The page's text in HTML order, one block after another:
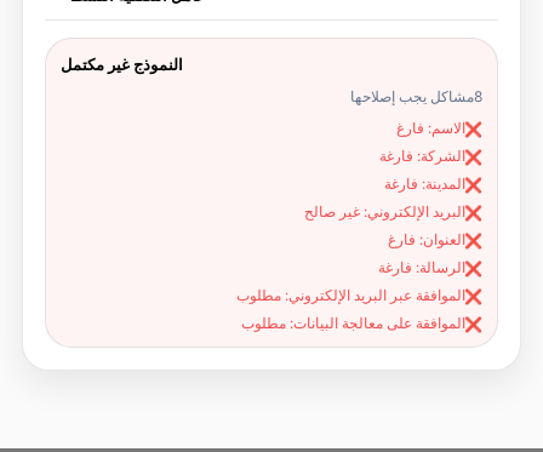
النموذج غير مكتمل
مشاكل يجب إصلاحها
الاسم: فارغ
الشركة: فارغة
المدينة: فارغة
البريد الإلكتروني: غير صالح
العنوان: فارغ
الرسالة: فارغة
الموافقة عبر البريد الإلكتروني: مطلوب
الموافقة على معالجة البيانات: مطلوب